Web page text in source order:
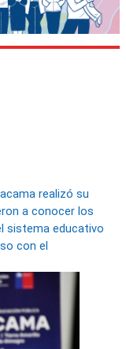
realizó su
a conocer los
sistema educativo
con el